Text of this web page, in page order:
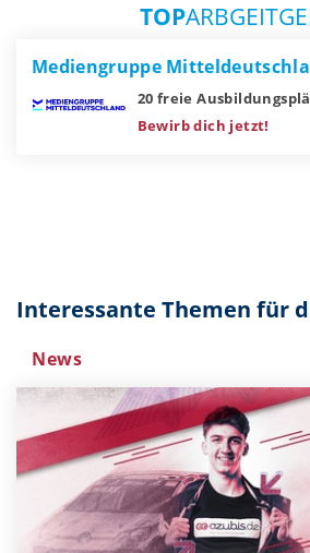
TOP
Mediengruppe
20 freie
Bewirb dich jetzt!
Interessante Themen für
News